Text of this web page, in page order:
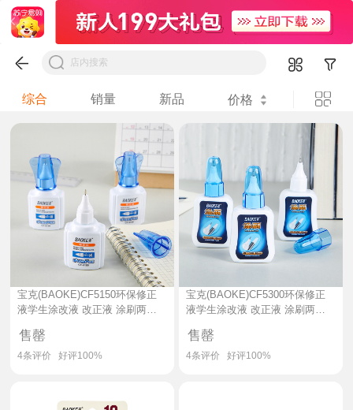
综合 销量 新品 价格
宝克(BAOKE)CF5150环保修正
液学生涂改液 改正液 涂刷两用
售罄
4条评价 好评100%
宝克(BAOKE)CF5300环保修正
液学生涂改液 改正液 涂刷两用
售罄
4条评价 好评100%